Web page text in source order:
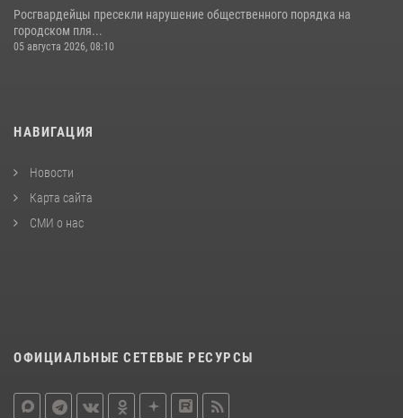
Росгвардейцы пресекли нарушение общественного порядка на
городском пля...
05 августа 2026, 08:10
НАВИГАЦИЯ
Новости
Карта сайта
СМИ о нас
ОФИЦИАЛЬНЫЕ СЕТЕВЫЕ РЕСУРСЫ